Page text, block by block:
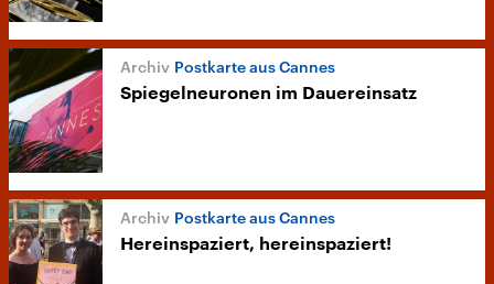
Postkarte aus Cannes
Spiegelneuronen im Dauereinsatz
Postkarte aus Cannes
Hereinspaziert, hereinspaziert!